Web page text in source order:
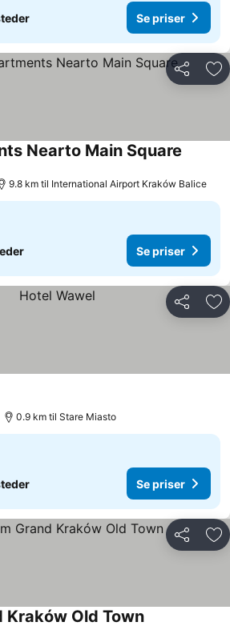
Se priser
Del
Nearto Main Square
9.8 km til International Airport Kraków Balice
Se priser
Del
0.9 km til Stare Miasto
Se priser
Del
Kraków Old Town